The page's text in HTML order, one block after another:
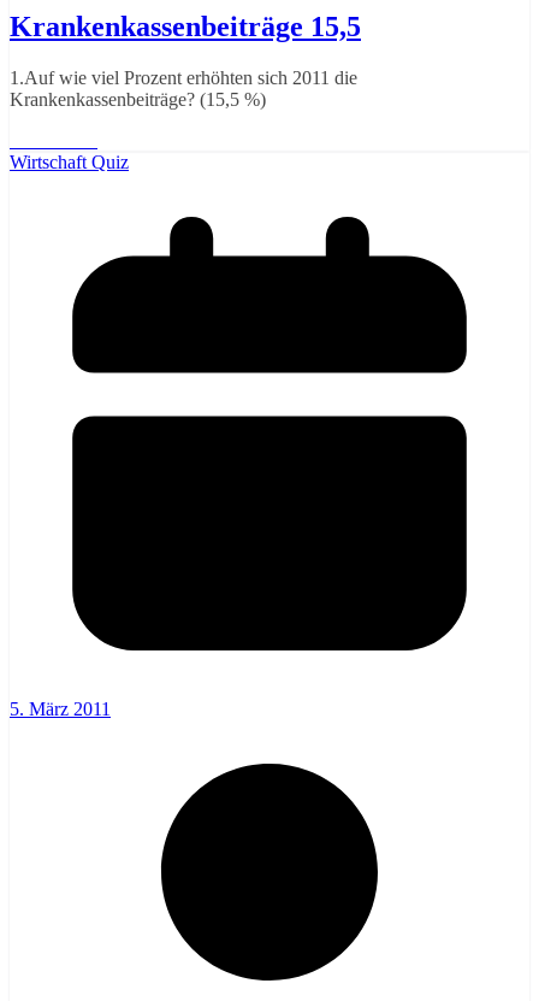
Krankenkassenbeiträge 15,5
1.Auf wie viel Prozent erhöhten sich 2011 die
Krankenkassenbeiträge? (15,5 %)
Wirtschaft Quiz
5. März 2011